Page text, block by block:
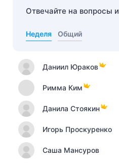
Отвечайте на вопросы
Неделя Общий
Даниил Юраков
Римма Ким
Данила Стоякин
Игорь Проскуренко
Саша Мансуров